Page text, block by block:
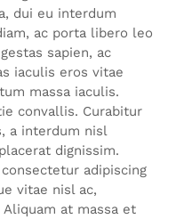
dui eu interdum
ac porta libero leo
sapien, ac
iaculis eros vitae
massa iaculis.
convallis. Curabitur
a interdum nisl
dignissim.
adipiscing
vitae nisl ac,
at massa et